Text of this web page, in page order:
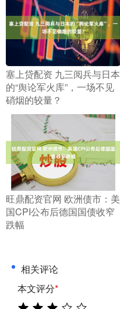
​塞上贷配资 九三阅兵与日本
的“舆论军火库”，一场不见
硝烟的较量？
​旺鼎配资官网 欧洲债市：美
国CPI公布后德国国债收窄
跌幅
相关评论
本文评分*